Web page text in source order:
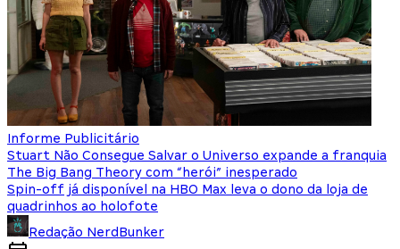
Informe Publicitário
Stuart Não Consegue Salvar o Universo expande a franquia
The Big Bang Theory com “herói” inesperado
Spin-off já disponível na HBO Max leva o dono da loja de
quadrinhos ao holofote
Redação NerdBunker